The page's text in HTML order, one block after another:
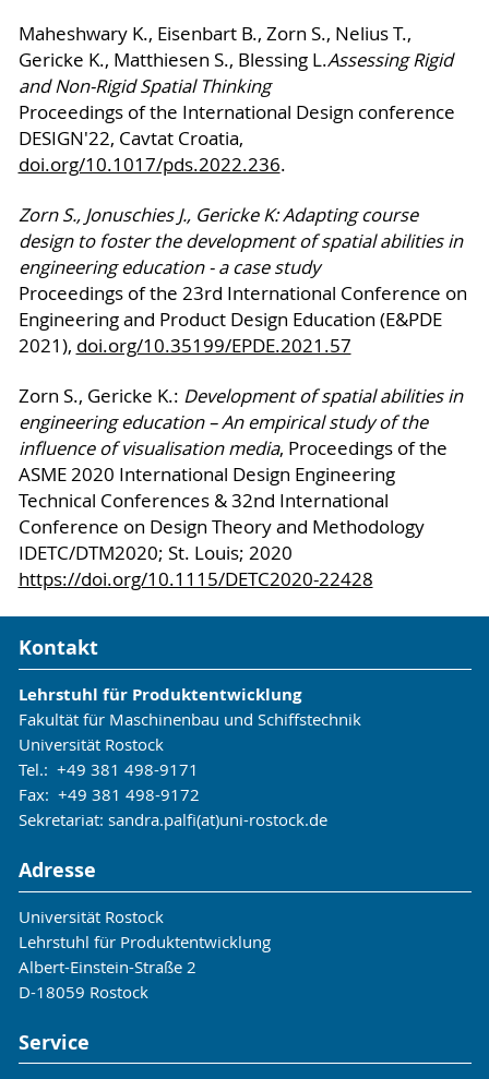
Maheshwary K., Eisenbart B., Zorn S., Nelius T.,
Gericke K., Matthiesen S., Blessing L.Assessing Rigid
and Non-Rigid Spatial Thinking
Proceedings of the International Design conference
DESIGN'22, Cavtat Croatia,
doi.org/10.1017/pds.2022.236.
Zorn S., Jonuschies J., Gericke K: Adapting course
design to foster the development of spatial abilities in
engineering education - a case study
Proceedings of the 23rd International Conference on
Engineering and Product Design Education (E&PDE
2021), doi.org/10.35199/EPDE.2021.57
Zorn S., Gericke K.: Development of spatial abilities in
engineering education – An empirical study of the
influence of visualisation media, Proceedings of the
ASME 2020 International Design Engineering
Technical Conferences & 32nd International
Conference on Design Theory and Methodology
IDETC/DTM2020; St. Louis; 2020
https://doi.org/10.1115/DETC2020-22428
Kontakt
Lehrstuhl für Produktentwicklung
Fakultät für Maschinenbau und Schiffstechnik
Universität Rostock
Tel.: +49 381 498-9171
Fax: +49 381 498-9172
Sekretariat: sandra.palfi(at)uni-rostock.de
Adresse
Universität Rostock
Lehrstuhl für Produktentwicklung
Albert-Einstein-Straße 2
D-18059 Rostock
Service